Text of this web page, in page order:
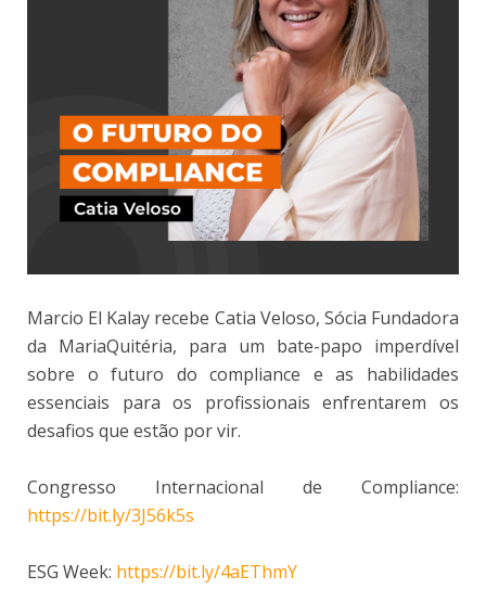
Marcio El Kalay recebe Catia Veloso, Sócia Fundadora
da MariaQuitéria, para um bate-papo imperdível
sobre o futuro do compliance e as habilidades
essenciais para os profissionais enfrentarem os
desafios que estão por vir.
Congresso Internacional de Compliance:
https://bit.ly/3J56k5s
ESG Week: https://bit.ly/4aEThmY